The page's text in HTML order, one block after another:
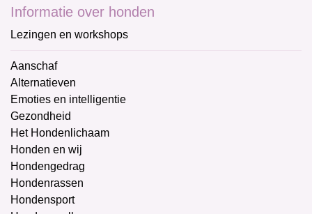
Informatie over honden
Lezingen en workshops
Aanschaf
Alternatieven
Emoties en intelligentie
Gezondheid
Het Hondenlichaam
Honden en wij
Hondengedrag
Hondenrassen
Hondensport